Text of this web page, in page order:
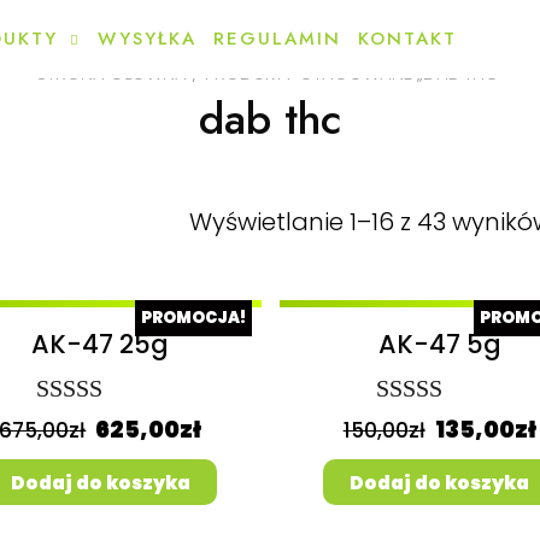
WYSYŁKA REGULAMIN KONTAKT
STRONA GŁÓWNA / PRODUKTY OTAGOWANE „DAB THC”
dab thc
Wyświetlanie 1–16 z 43
PROMOCJA!
AK-47 25g
Oceniony
5.00na 5.
675,00zł 625,00zł
Dodaj do koszyka
AK-47 5g
Oceniony
5.00na 5.
150,00zł 135,00zł
Dodaj do koszyka